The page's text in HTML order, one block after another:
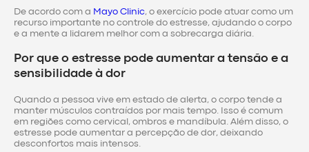
De acordo com a Mayo Clinic, o exercício pode atuar como um
recurso importante no controle do estresse, ajudando o corpo
e a mente a lidarem melhor com a sobrecarga diária.
Por que o estresse pode aumentar a tensão e a
sensibilidade à dor
Quando a pessoa vive em estado de alerta, o corpo tende a
manter músculos contraídos por mais tempo. Isso é comum
em regiões como cervical, ombros e mandíbula. Além disso, o
estresse pode aumentar a percepção de dor, deixando
desconfortos mais intensos.